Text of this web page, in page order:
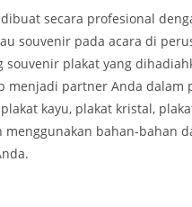
secara profesional
souvenir pada acara di
plakat yang
menjadi partner Anda
kayu, plakat kristal,
bahan-